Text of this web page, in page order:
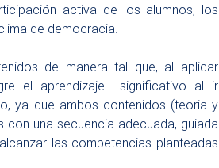
activa de los alumnos, los
de democracia.
de manera tal que, al aplicar
el aprendizaje significativo al ir
ya que ambos contenidos (teoria y
una secuencia adecuada, guiada
las competencias planteadas